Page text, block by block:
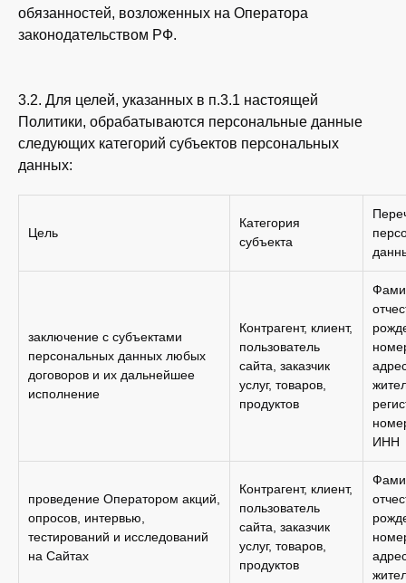
обязанностей, возложенных на Оператора
законодательством РФ.
3.2. Для целей, указанных в п.3.1 настоящей
Политики, обрабатываются персональные данные
следующих категорий субъектов персональных
данных:
Цель
Категория
субъекта
заключение с субъектами
персональных данных любых
договоров и их дальнейшее
исполнение
Контрагент, клиент,
пользователь
сайта, заказчик
услуг, товаров,
продуктов
ИНН
проведение Оператором акций,
опросов, интервью,
тестирований и исследований
на Сайтах
Контрагент, клиент,
пользователь
сайта, заказчик
услуг, товаров,
продуктов